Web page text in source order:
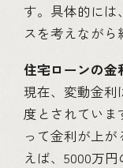
す。具体的には
スを考えながら
住宅ローンの金
現在、変動金利
度とされていま
って金利が上
えば、5000万